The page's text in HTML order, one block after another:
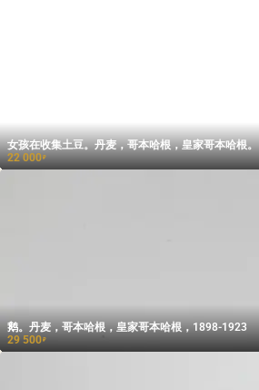
女孩在收集土豆。丹麦，哥本哈根，皇家哥本哈根。
22 000₽
鹅。丹麦，哥本哈根，皇家哥本哈根，1898-1923
29 500₽